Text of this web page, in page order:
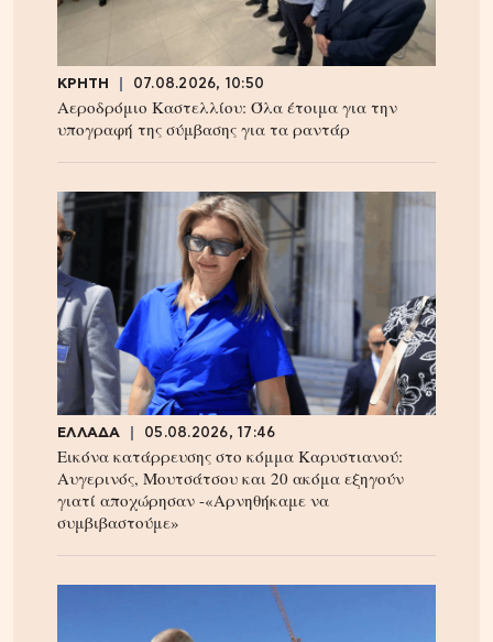
ΚΡΗΤΗ 07.08.2026, 10:50
Αεροδρόμιο Καστελλίου: Όλα έτοιμα για την
υπογραφή της σύμβασης για τα ραντάρ
ΕΛΛΑΔΑ 05.08.2026, 17:46
Εικόνα κατάρρευσης στο κόμμα Καρυστιανού:
Αυγερινός, Μουτσάτσου και 20 ακόμα εξηγούν
γιατί αποχώρησαν -«Αρνηθήκαμε να
συμβιβαστούμε»